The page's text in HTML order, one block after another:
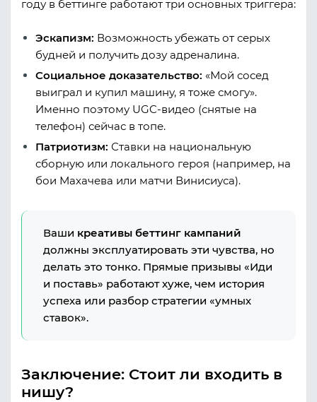
году в беттинге работают три основных триггера:
Эскапизм: Возможность убежать от серых
будней и получить дозу адреналина.
Социальное доказательство: «Мой сосед
выиграл и купил машину, я тоже смогу».
Именно поэтому UGC-видео (снятые на
телефон) сейчас в топе.
Патриотизм: Ставки на национальную
сборную или локального героя (например, на
бои Махачева или матчи Винисиуса).
Ваши креативы беттинг кампаний
должны эксплуатировать эти чувства, но
делать это тонко. Прямые призывы «Иди
и поставь» работают хуже, чем история
успеха или разбор стратегии «умных
ставок».
Заключение: Стоит ли входить в
нишу?